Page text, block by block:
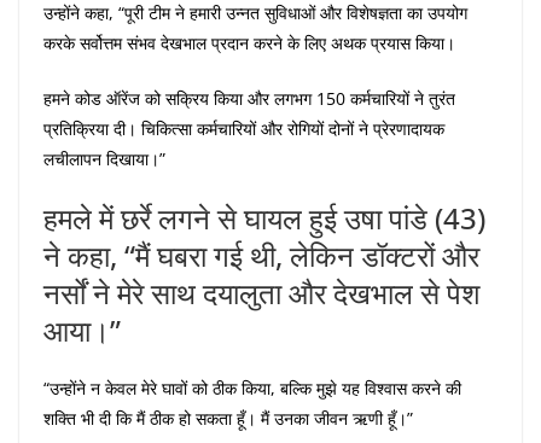
उन्होंने कहा, “पूरी टीम ने हमारी उन्नत सुविधाओं और विशेषज्ञता का उपयोग
करके सर्वोत्तम संभव देखभाल प्रदान करने के लिए अथक प्रयास किया।
हमने कोड ऑरेंज को सक्रिय किया और लगभग 150 कर्मचारियों ने तुरंत
प्रतिक्रिया दी। चिकित्सा कर्मचारियों और रोगियों दोनों ने प्रेरणादायक
लचीलापन दिखाया।”
हमले में छर्रे लगने से घायल हुई उषा पांडे (43)
ने कहा, “मैं घबरा गई थी, लेकिन डॉक्टरों और
नर्सों ने मेरे साथ दयालुता और देखभाल से पेश
आया।”
“उन्होंने न केवल मेरे घावों को ठीक किया, बल्कि मुझे यह विश्वास करने की
शक्ति भी दी कि मैं ठीक हो सकता हूँ। मैं उनका जीवन ऋणी हूँ।”